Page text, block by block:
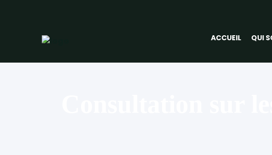
ACCUEIL QUI